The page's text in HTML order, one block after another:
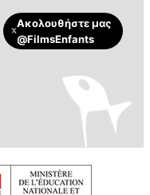
Ακολουθήστε μας
@FilmsEnfants